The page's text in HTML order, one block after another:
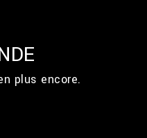
plus encore.